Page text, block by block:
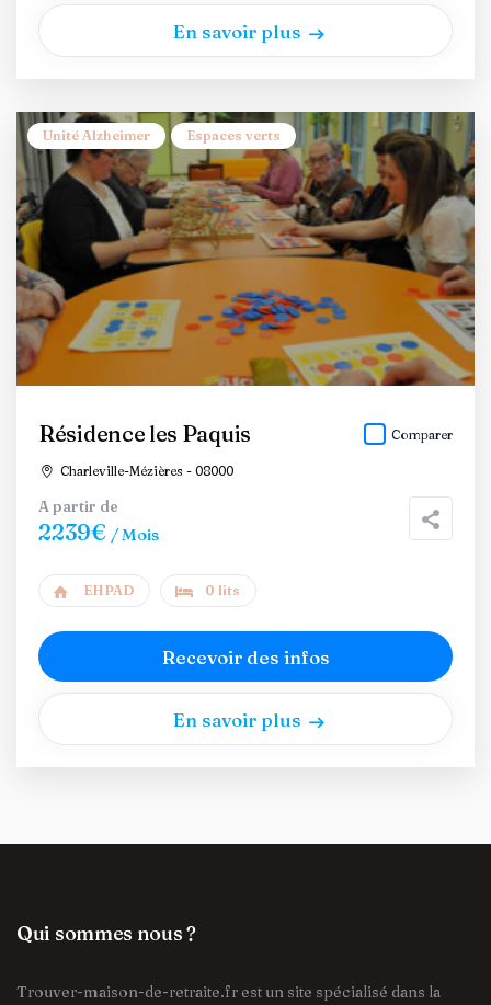
En savoir plus
Unité Alzheimer Espaces verts
Résidence les Paquis
Charleville-Mézières - 08000
Comparer
A partir de
2239€ / Mois
EHPAD 0 lits
Recevoir des infos
En savoir plus
Qui sommes nous ?
Trouver-maison-de-retraite.fr est un site spécialisé dans la